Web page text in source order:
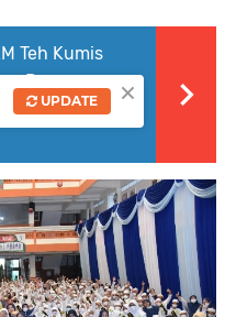
Teh Kumis
Desa
Desa
×
UPDATE